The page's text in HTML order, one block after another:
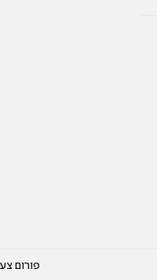
פורום